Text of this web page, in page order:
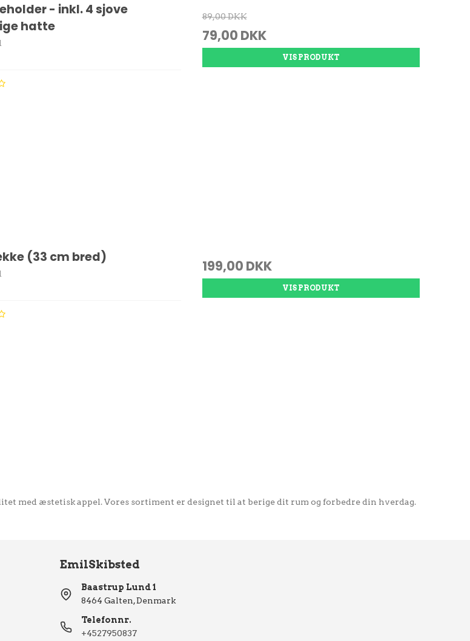
- inkl. 4 sjove
hatte
89,00 DKK
79,00 DKK
VIS PRODUKT
(33 cm bred)
199,00 DKK
VIS PRODUKT
med æstetisk appel. Vores sortiment er designet til at berige dit rum og forbedre din hverdag.
EmilSkibsted
Baastrup Lund 1
8464 Galten, Denmark
Telefonnr.
+4527950837